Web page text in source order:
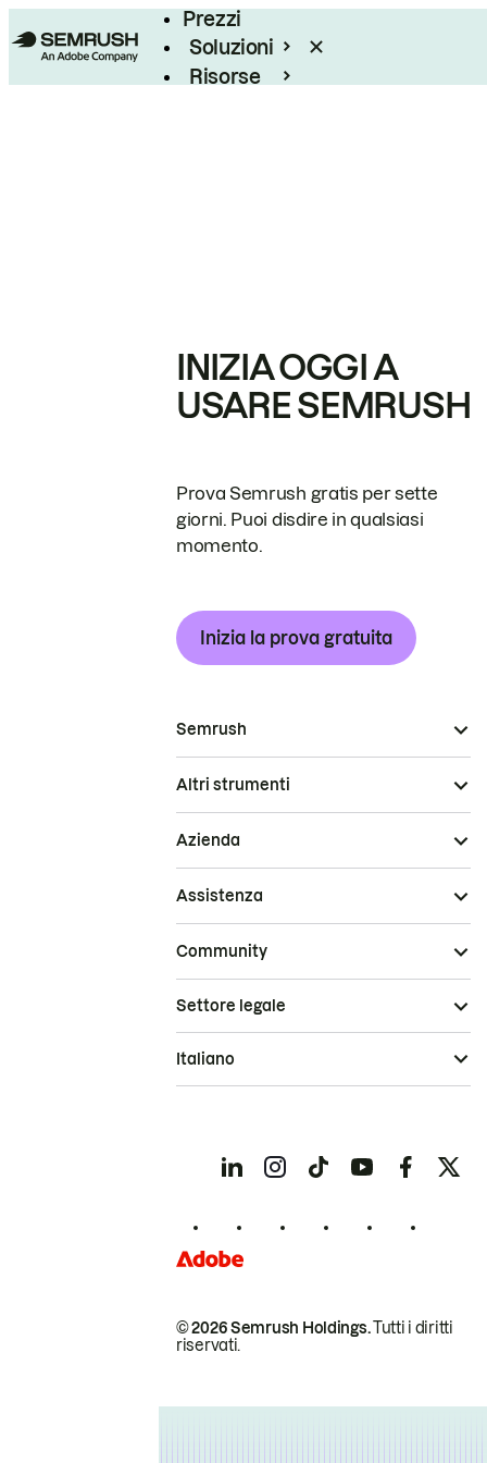
Prezzi
Soluzioni
Risorse
INIZIA OGGI A
USARE SEMRUSH
Prova Semrush gratis per sette
giorni. Puoi disdire in qualsiasi
momento.
Inizia la prova gratuita
Semrush
Altri strumenti
Azienda
Assistenza
Community
© 2026 Semrush Holdings.Tutti i diritti
riservati.
Settore legale
Italiano